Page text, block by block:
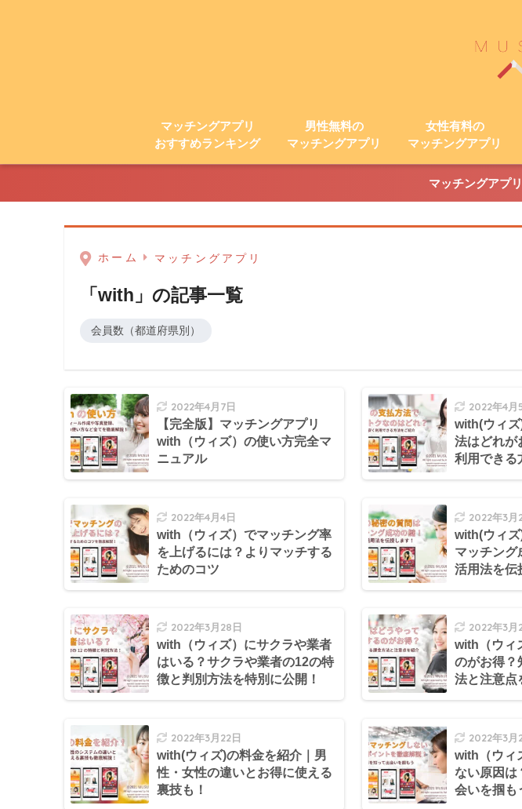
マッチングアプリ
おすすめランキング
男性無料の
マッチングアプリ
女性有料の
マッチングアプリ
マッチングアプ
ホーム マッチングアプリ
「with」の記事一覧
会員数（都道府県別）
2022年4月7日
【完全版】マッチングアプリ
with（ウィズ）の使い方完全マ
ニュアル
2022年4月
with(ウィ
法はどれが
利用できる
2022年4月4日
with（ウィズ）でマッチング率
を上げるには？よりマッチする
ためのコツ
2022年3月
with(ウィ
マッチング
活用法を伝
2022年3月28日
with（ウィズ）にサクラや業者
はいる？サクラや業者の12の特
徴と判別方法を特別に公開！
2022年3月
with（ウィ
のがお得？
法と注意点
2022年3月22日
with(ウィズ)の料金を紹介｜男
性・女性の違いとお得に使える
裏技も！
2022年3月
with（ウィ
ない原因は
会いを掴も